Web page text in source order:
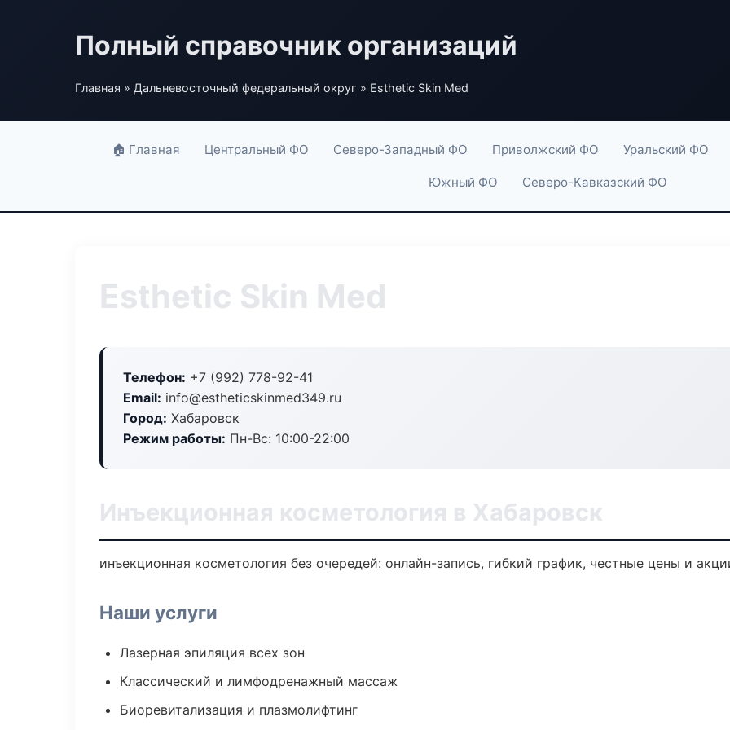
Полный справочник организаций
Главная » Дальневосточный федеральный округ » Esthetic Skin Med
🏠 Главная Центральный ФО Северо-Западный ФО Приволжский ФО Уральский ФО
Южный ФО Северо-Кавказский ФО
Esthetic Skin Med
Телефон: +7 (992) 778-92-41
Email: info@estheticskinmed349.ru
Город: Хабаровск
Режим работы: Пн-Вс: 10:00-22:00
Инъекционная косметология в Хабаровск
инъекционная косметология без очередей: онлайн-запись, гибкий график, честные цены и
Наши услуги
Лазерная эпиляция всех зон
Классический и лимфодренажный массаж
Биоревитализация и плазмолифтинг